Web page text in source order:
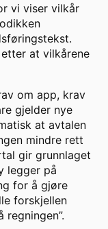
vi viser vilkår
at vilkårene
om app, krav
gjelder nye
at avtalen
mindre rett
gir grunnlaget
legger på
for å gjøre
forskjellen
regningen”.